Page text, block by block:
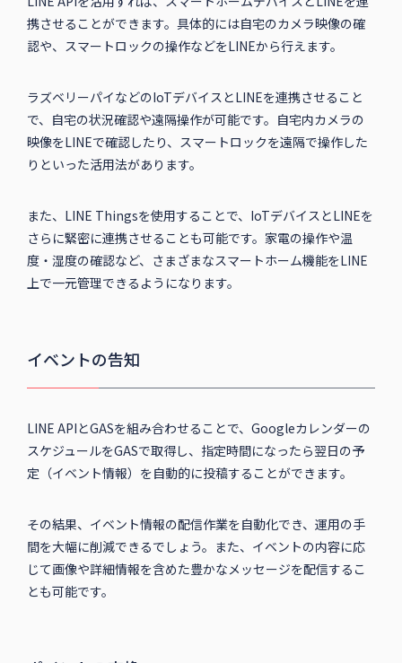
携させることができます。具体的には自宅のカメラ映像の確
認や、スマートロックの操作などをLINEから行えます。
ラズベリーパイなどのIoTデバイスとLINEを連携させること
で、自宅の状況確認や遠隔操作が可能です。自宅内カメラの
映像をLINEで確認したり、スマートロックを遠隔で操作した
りといった活用法があります。
また、LINE Thingsを使用することで、IoTデバイスとLINEを
さらに緊密に連携させることも可能です。家電の操作や温
度・湿度の確認など、さまざまなスマートホーム機能をLINE
上で一元管理できるようになります。
イベントの告知
LINE APIとGASを組み合わせることで、Googleカレンダーの
スケジュールをGASで取得し、指定時間になったら翌日の予
定（イベント情報）を自動的に投稿することができます。
その結果、イベント情報の配信作業を自動化でき、運用の手
間を大幅に削減できるでしょう。また、イベントの内容に応
じて画像や詳細情報を含めた豊かなメッセージを配信するこ
とも可能です。